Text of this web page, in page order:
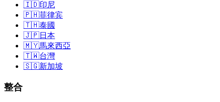
🇮🇩印尼
🇵🇭菲律宾
🇹🇭泰國
🇯🇵日本
🇲🇾馬來西亞
🇹🇼台灣
🇸🇬新加坡
整合